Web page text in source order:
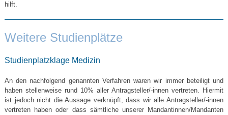
hilft.
Weitere Studienplätze
Studienplatzklage Medizin
An den nachfolgend genannten Verfahren waren wir immer beteiligt und
haben stellenweise rund 10% aller Antragsteller/-innen vertreten. Hiermit
ist jedoch nicht die Aussage verknüpft, dass wir alle Antragsteller/-innen
vertreten haben oder dass sämtliche unserer Mandantinnen/Mandanten